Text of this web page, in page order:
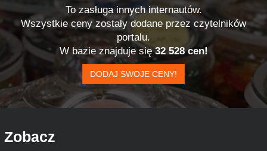
To zasługa innych internautów.
Wszystkie ceny zostały dodane przez czytelników
portalu.
W bazie znajduje się32 528 cen!
DODAJ SWOJE CENY!
Zobacz